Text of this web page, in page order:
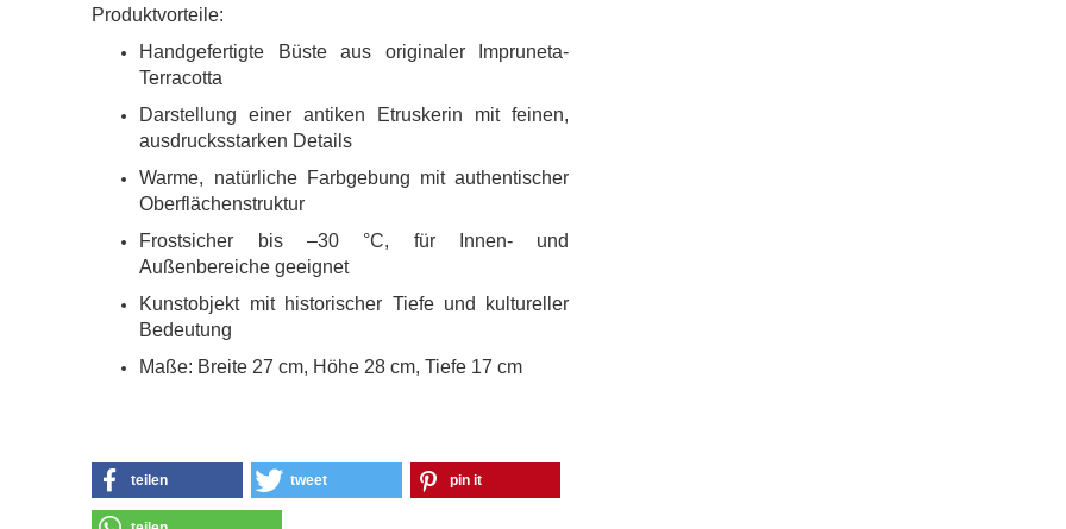
Produktvorteile:
Handgefertigte Büste aus originaler Impruneta-
Terracotta
Darstellung einer antiken Etruskerin mit feinen,
ausdrucksstarken Details
Warme, natürliche Farbgebung mit authentischer
Oberflächenstruktur
Frostsicher bis –30 °C, für Innen- und
Außenbereiche geeignet
Kunstobjekt mit historischer Tiefe und kultureller
Bedeutung
Maße: Breite 27 cm, Höhe 28 cm, Tiefe 17 cm
teilen tweet pin it